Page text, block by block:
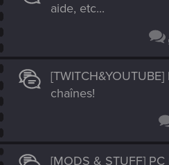
aide, etc...
chaînes!
[MODS & STUFF] PC